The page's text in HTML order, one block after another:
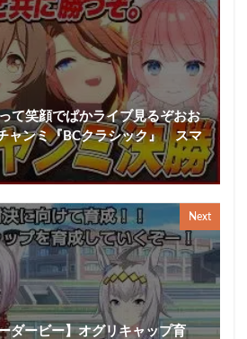
て笑顔でぱかライブ見るぞおお
ャンミ『BCクラシック』 スマ
Next
ダービー】オグリキャップ育